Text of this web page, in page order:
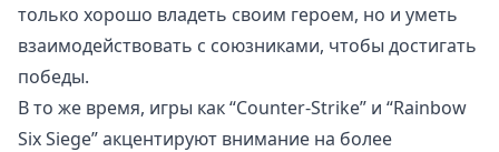
только хорошо владеть своим героем, но и уметь
взаимодействовать с союзниками, чтобы достигать
победы.
В то же время, игры как “Counter-Strike” и “Rainbow
Six Siege” акцентируют внимание на более